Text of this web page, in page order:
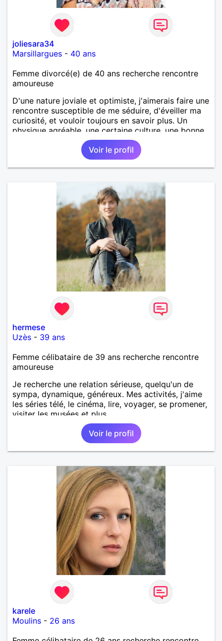
joliesara34
Marsillargues - 40 ans
Femme divorcé(e) de 40 ans recherche rencontre
amoureuse
D'une nature joviale et optimiste, j'aimerais faire une
rencontre susceptible de me séduire, d'éveiller ma
curiosité, et vouloir toujours en savoir plus. Un
physique agréable, une certaine culture, une bonne
éducation, j'aimerais te rencontrer.
Voir le profil
hermese
Uzès - 39 ans
Femme célibataire de 39 ans recherche rencontre
amoureuse
Je recherche une relation sérieuse, quelqu'un de
sympa, dynamique, généreux. Mes activités, j'aime
les séries télé, le cinéma, lire, voyager, se promener,
visiter les musées et plus.
Voir le profil
karele
Moulins - 26 ans